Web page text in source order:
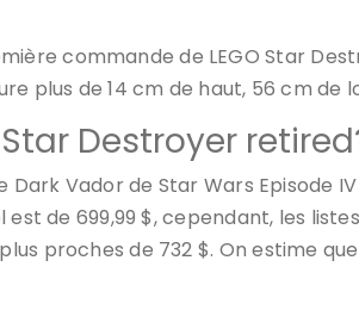
commande de LEGO Star
plus de 14 cm de haut, 56 cm de
Destroyer
Vador de Star Wars Episode
de 699,99 $, cependant, les
proches de 732 $. On estime